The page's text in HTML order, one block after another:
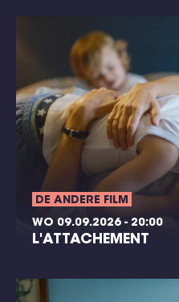
DE ANDERE FILM
WO 09.09.2026 - 20:00
L'ATTACHEMENT